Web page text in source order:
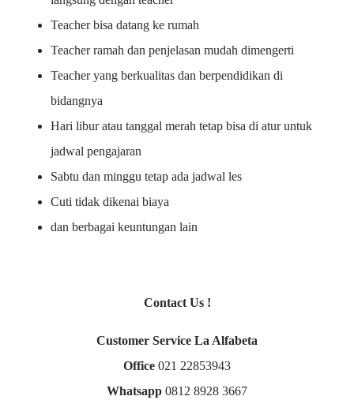
Teacher bisa datang ke rumah
Teacher ramah dan penjelasan mudah dimengerti
Teacher yang berkualitas dan berpendidikan di
bidangnya
Hari libur atau tanggal merah tetap bisa di atur untuk
jadwal pengajaran
Sabtu dan minggu tetap ada jadwal les
Cuti tidak dikenai biaya
dan berbagai keuntungan lain
Contact Us !
Customer Service La Alfabeta
Office 021 22853943
Whatsapp 0812 8928 3667